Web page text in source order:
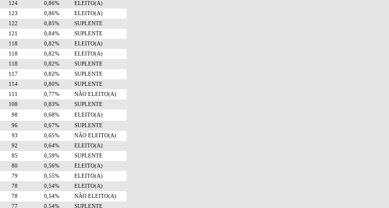
124 0,86%
ELEITO(A)
123 0,86%
ELEITO(A)
122 0,85%
SUPLENTE
121 0,84%
SUPLENTE
118 0,82%
ELEITO(A)
118 0,82%
ELEITO(A)
118 0,82%
SUPLENTE
117 0,82%
SUPLENTE
114 0,80%
SUPLENTE
111 0,77%
NÃO ELEITO(A)
108 0,83%
SUPLENTE
98 0,68%
ELEITO(A)
96 0,67%
SUPLENTE
93 0,65%
NÃO ELEITO(A)
92 0,64%
ELEITO(A)
85 0,59%
SUPLENTE
80 0,56%
ELEITO(A)
79 0,55%
ELEITO(A)
78 0,54%
ELEITO(A)
78 0,54%
NÃO ELEITO(A)
77 0,54%
SUPLENTE